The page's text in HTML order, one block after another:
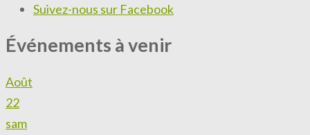
Suivez-nous sur Facebook
Événements à venir
Août
22
sam